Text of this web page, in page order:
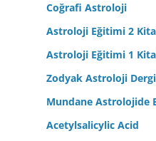
Coğrafi Astroloji
Astroloji Eğitimi 2
Astroloji Eğitimi 1
Zodyak Astroloji
Mundane Astrolojide
Acetylsalicylic Acid